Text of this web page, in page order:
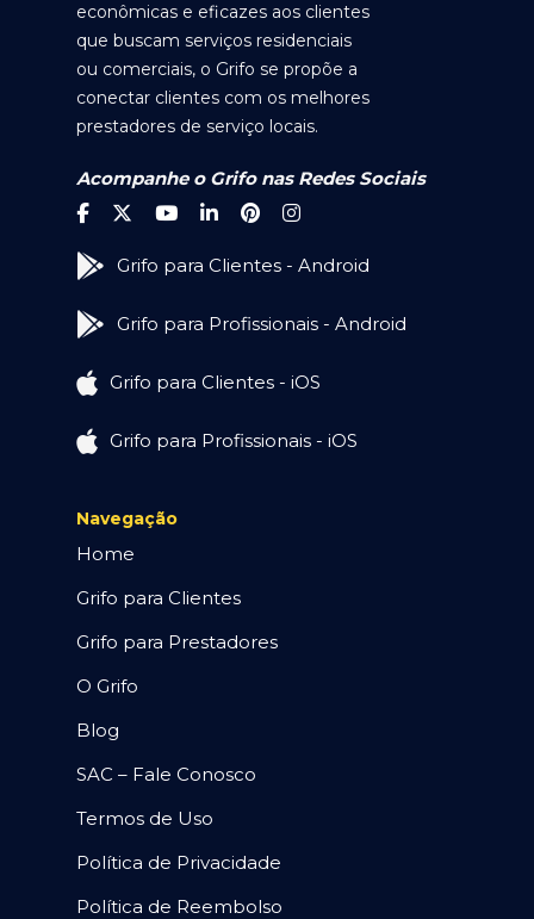
econômicas e eficazes aos clientes
que buscam serviços residenciais
ou comerciais, o Grifo se propõe a
conectar clientes com os melhores
prestadores de serviço locais.
Acompanhe o Grifo nas Redes Sociais
Grifo para Clientes - Android
Grifo para Profissionais - Android
Grifo para Clientes - iOS
Grifo para Profissionais - iOS
Navegação
Home
Grifo para Clientes
Grifo para Prestadores
O Grifo
Blog
SAC – Fale Conosco
Termos de Uso
Política de Privacidade
Política de Reembolso